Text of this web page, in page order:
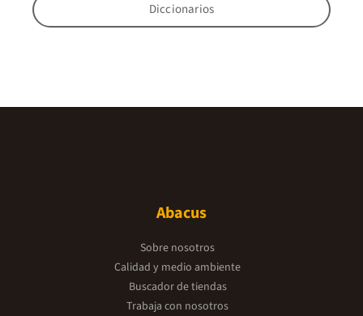
Diccionarios
Abacus
Sobre nosotros
Calidad y medio ambiente
Buscador de tiendas
Trabaja con nosotros